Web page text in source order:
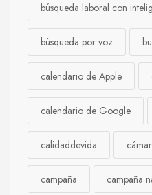
búsqueda laboral con
búsqueda por voz
calendario de Apple
calendario de Google
calidaddevida
campaña campaña